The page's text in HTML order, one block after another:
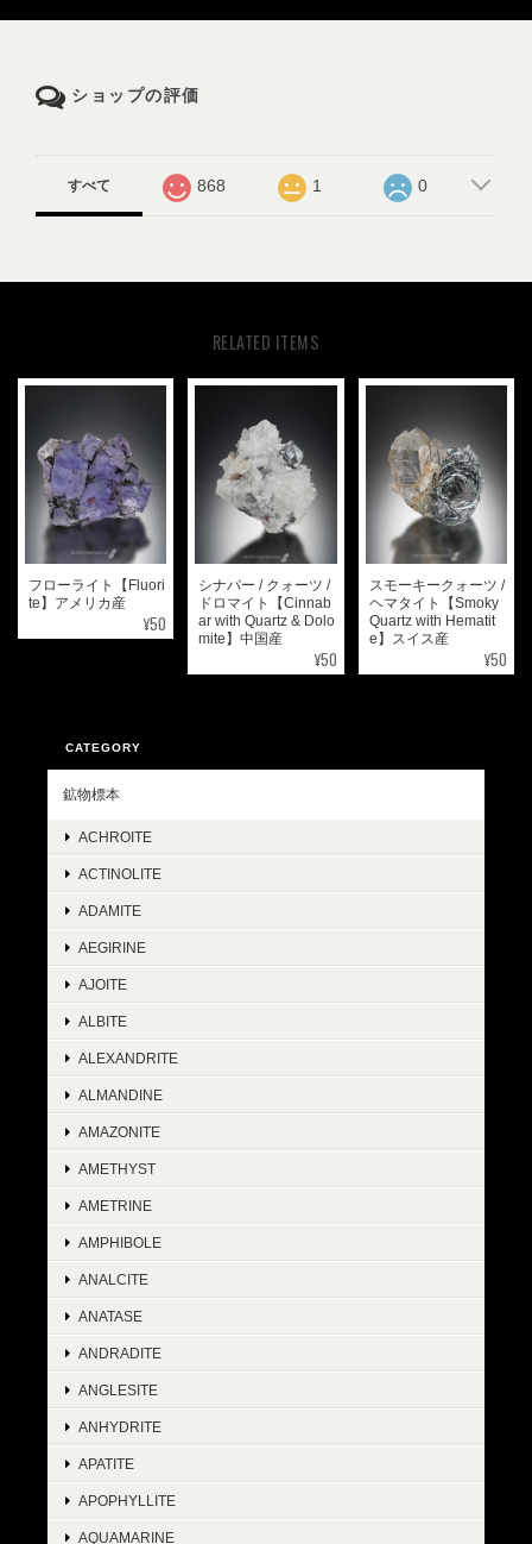
ショップの評価
すべて 868 1 0
RELATED ITEMS
フローライト【Fluori
te】アメリカ産
¥50
シナバー / クォーツ /
ドロマイト【Cinnab
ar with Quartz & Dolo
mite】中国産
¥50
スモーキークォーツ /
ヘマタイト【Smoky
Quartz with Hematit
e】スイス産
¥50
CATEGORY
鉱物標本
ACHROITE
ACTINOLITE
ADAMITE
AEGIRINE
AJOITE
ALBITE
ALEXANDRITE
ALMANDINE
AMAZONITE
AMETHYST
AMETRINE
AMPHIBOLE
ANALCITE
ANATASE
ANDRADITE
ANGLESITE
ANHYDRITE
APATITE
APOPHYLLITE
AQUAMARINE